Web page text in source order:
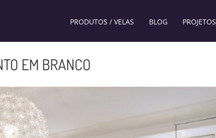
PRODUTOS / VELAS BLOG PROJETOS
EM BRANCO